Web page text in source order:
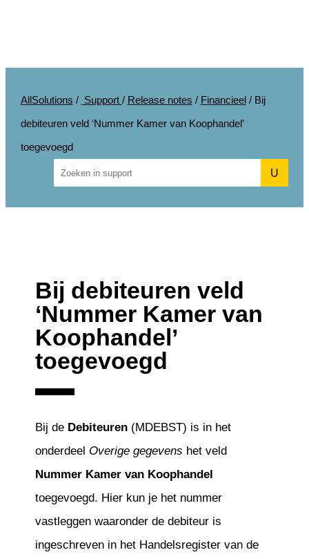
AllSolutions / Support / Release notes / Financieel/ Bij
debiteuren veld ‘Nummer Kamer van Koophandel’
toegevoegd
U
Bij debiteuren veld
‘Nummer Kamer van
Koophandel’
toegevoegd
Bij de Debiteuren (MDEBST) is in het
onderdeel Overige gegevens het veld
Nummer Kamer van Koophandel
toegevoegd. Hier kun je het nummer
vastleggen waaronder de debiteur is
ingeschreven in het Handelsregister van de